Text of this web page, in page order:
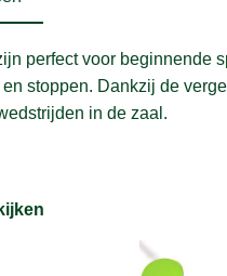
perfect voor beginnende
stoppen. Dankzij de
in de zaal.